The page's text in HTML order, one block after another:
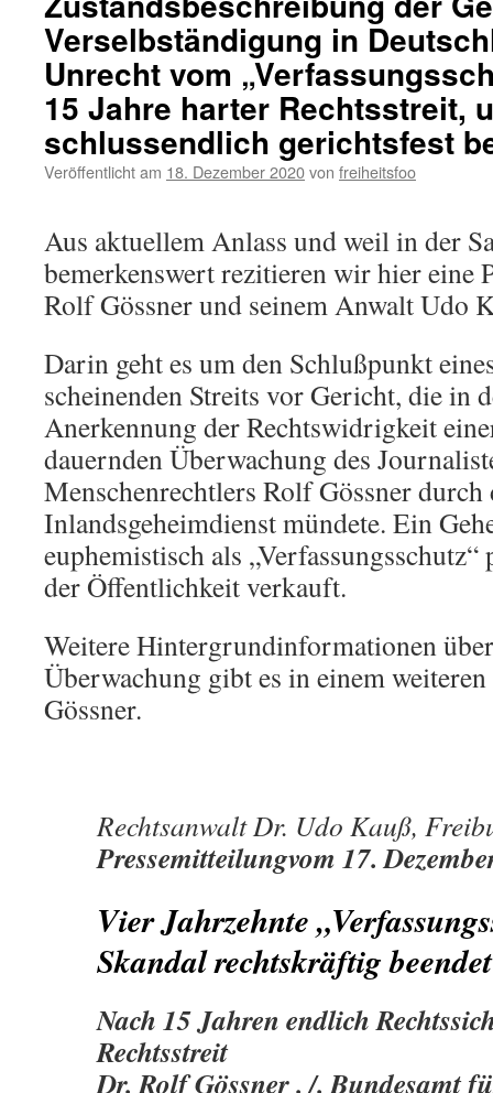
Verselbständigung in
Unrecht vom
15 Jahre harter Rechtsstreit,
schlussendlich gerichtsfest
Veröffentlicht am 18. Dezember 2020von freiheitsfoo
Aus aktuellem Anlass und weil in der
bemerkenswert rezitieren wir hier eine
Rolf Gössner und seinem Anwalt Udo
Darin geht es um den Schlußpunkt
scheinenden Streits vor Gericht, die in
Anerkennung der Rechtswidrigkeit
dauernden Überwachung des
Menschenrechtlers Rolf Gössner durch
Inlandsgeheimdienst mündete. Ein
euphemistisch als
der Öffentlichkeit verkauft.
Weitere Hintergrundinformationen
Überwachung gibt es in einem weiteren
Gössner.
Rechtsanwalt Dr. Udo Kauß,
Pressemitteilungvom 17.
Vier Jahrzehnte
Skandal rechtskräftig beendet
Nach 15 Jahren endlich
Rechtsstreit
Dr. Rolf Gössner . /. Bundesamt